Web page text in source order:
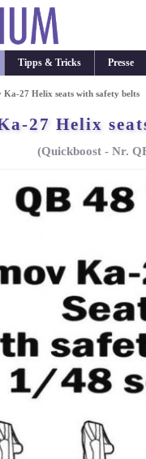
Tipps & Tricks Presse
Ka-27 Helix seats with safety belts
27 Helix
(Quickboost - Nr.